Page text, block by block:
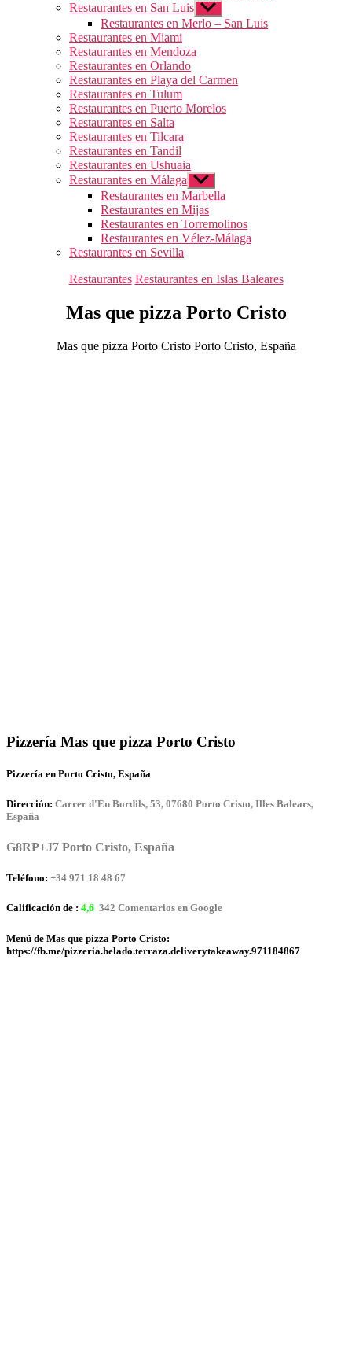
Restaurantes en San Luis Mostrar
el
submenú
Restaurantes en Merlo – San Luis
Restaurantes en Miami
Restaurantes en Mendoza
Restaurantes en Orlando
Restaurantes en Playa del Carmen
Restaurantes en Tulum
Restaurantes en Puerto Morelos
Restaurantes en Salta
Restaurantes en Tilcara
Restaurantes en Tandil
Restaurantes en Ushuaia
Restaurantes en Málaga Mostrar
el
submenú
Restaurantes en Marbella
Restaurantes en Mijas
Restaurantes en Torremolinos
Restaurantes en Vélez-Málaga
Restaurantes en Sevilla
Categorías
Restaurantes Restaurantes en Islas Baleares
Mas que pizza Porto Cristo
Mas que pizza Porto Cristo Porto Cristo, España
Pizzería Mas que pizza Porto Cristo
Pizzería en Porto Cristo, España
Dirección: Carrer d'En Bordils, 53, 07680 Porto Cristo, Illes Balears,
España
G8RP+J7 Porto Cristo, España
Teléfono: +34 971 18 48 67
Calificación de : 4,6 342 Comentarios en Google
Menú de Mas que pizza Porto Cristo:
https://fb.me/pizzeria.helado.terraza.deliverytakeaway.971184867